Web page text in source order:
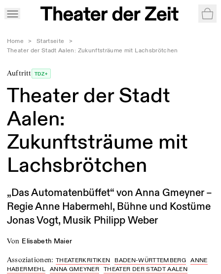
Home > Startseite
>
Theater der Stadt Aalen: Zukunftsträume mit Lachsbrötchen
Auftritt TDZ+
Theater der Stadt
Aalen:
Zukunftsträume mit
Lachsbrötchen
„Das Automatenbüffet“ von Anna Gmeyner –
Regie Anne Habermehl, Bühne und Kostüme
Jonas Vogt, Musik Philipp Weber
von Elisabeth Maier
Assoziationen:THEATERKRITIKEN BADEN-WÜRTTEMBERG
ANNE
HABERMEHL
ANNA GMEYNER THEATER DER STADT AALEN